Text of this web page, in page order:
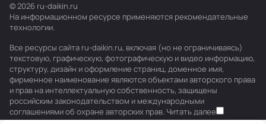
© 2026 ru-daikin.ru
На информационном ресурсе применяются рекомендательные
технологии.
Все ресурсы сайта ru-daikin.ru, включая (но не ограничиваясь)
текстовую, графическую, фотографическую и видео информацию,
структуру, дизайн и оформление страниц, доменное имя,
фирменное наименование являются объектами авторского права
и прав на интеллектуальную собственность, защищены
российским законодательством и международными
соглашениями об охране авторских прав. Читать далее